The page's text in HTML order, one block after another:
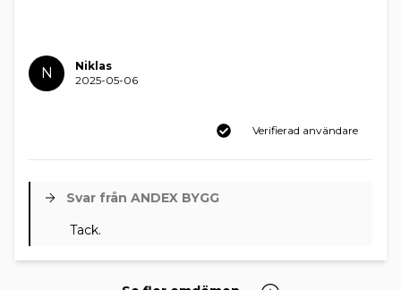
N
Niklas
2025-05-06
Verifierad användare
Svar från ANDEX BYGG
Tack.